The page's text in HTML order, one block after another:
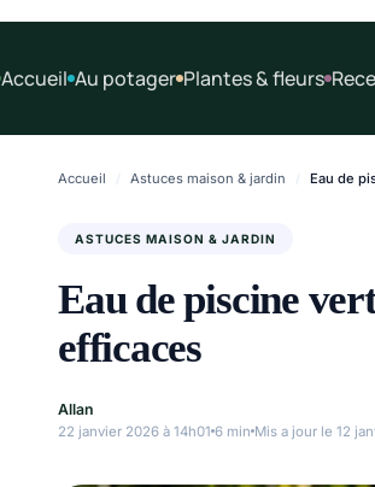
Accueil Au potager Plantes & fleurs
Accueil / Astuces maison & jardin / Eau de
ASTUCES MAISON & JARDIN
Eau de piscine
efficaces
Allan
22 janvier 2026 à 14h01 6 min Mis a jour le 12